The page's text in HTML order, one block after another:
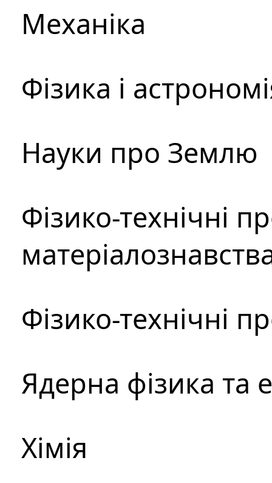
Механіка
Фізика і
Науки про Землю
Фізико-технічні
Фізико-технічні
Ядерна фізика та
Хімія